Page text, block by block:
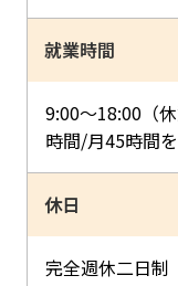
就業時間
9:00〜18:00（
時間/月45時間
休日
完全週休二日制